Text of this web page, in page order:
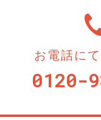
お電話に
0120-